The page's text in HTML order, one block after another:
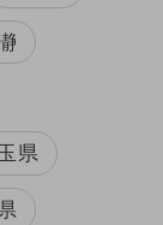
県